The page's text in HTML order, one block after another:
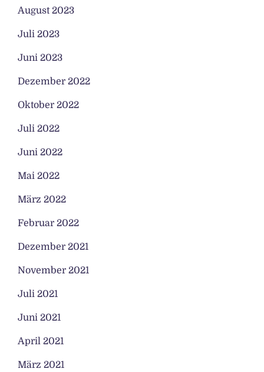
August 2023
Juli 2023
Juni 2023
Dezember 2022
Oktober 2022
Juli 2022
Juni 2022
Mai 2022
März 2022
Februar 2022
Dezember 2021
November 2021
Juli 2021
Juni 2021
April 2021
März 2021